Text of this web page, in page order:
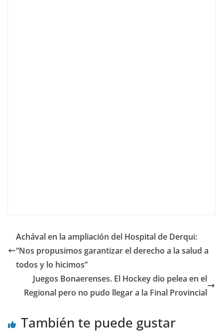
Achával en la ampliación del Hospital de Derqui:
“Nos propusimos garantizar el derecho a la salud a
todos y lo hicimos”
Juegos Bonaerenses. El Hockey dio pelea en el
Regional pero no pudo llegar a la Final Provincial
También te puede gustar